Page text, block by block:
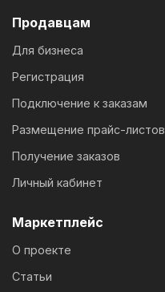
Продавцам
Для бизнеса
Регистрация
Подключение к заказам
Размещение прайс-листов
Получение заказов
Личный кабинет
Маркетплейс
О проекте
Статьи